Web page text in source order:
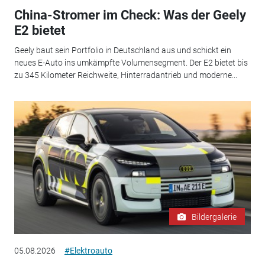
China-Stromer im Check: Was der Geely
E2 bietet
Geely baut sein Portfolio in Deutschland aus und schickt ein
neues E-Auto ins umkämpfte Volumensegment. Der E2 bietet bis
zu 345 Kilometer Reichweite, Hinterradantrieb und moderne...
Bildergalerie
05.08.2026 #Elektroauto